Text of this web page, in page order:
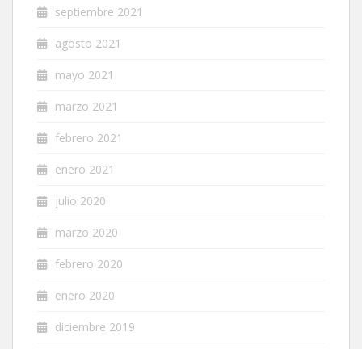
septiembre 2021
agosto 2021
mayo 2021
marzo 2021
febrero 2021
enero 2021
julio 2020
marzo 2020
febrero 2020
enero 2020
diciembre 2019